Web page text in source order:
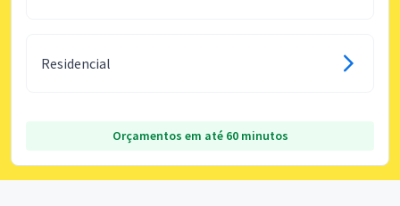
Residencial
Orçamentos em até 60 minutos